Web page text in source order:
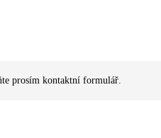
prosím kontaktní formulář.